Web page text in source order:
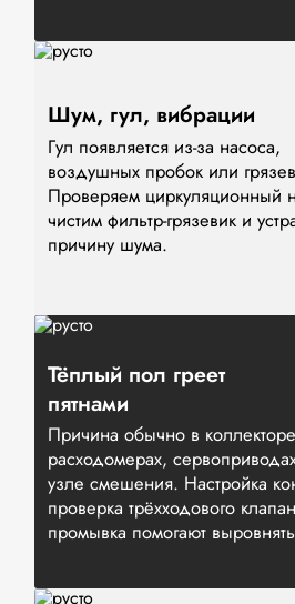
Шум, гул, вибрации
Гул появляется из-за насоса,
воздушных пробок или
Проверяем циркуляционный
чистим фильтр-грязевик и
причину шума.
Тёплый пол греет
пятнами
Причина обычно в
расходомерах,
узле смешения. Настройка
проверка трёхходового
промывка помогают